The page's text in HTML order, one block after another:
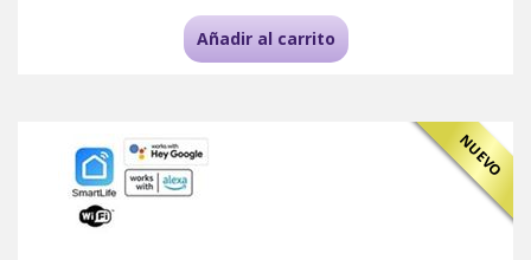
Añadir al carrito
NUEVO